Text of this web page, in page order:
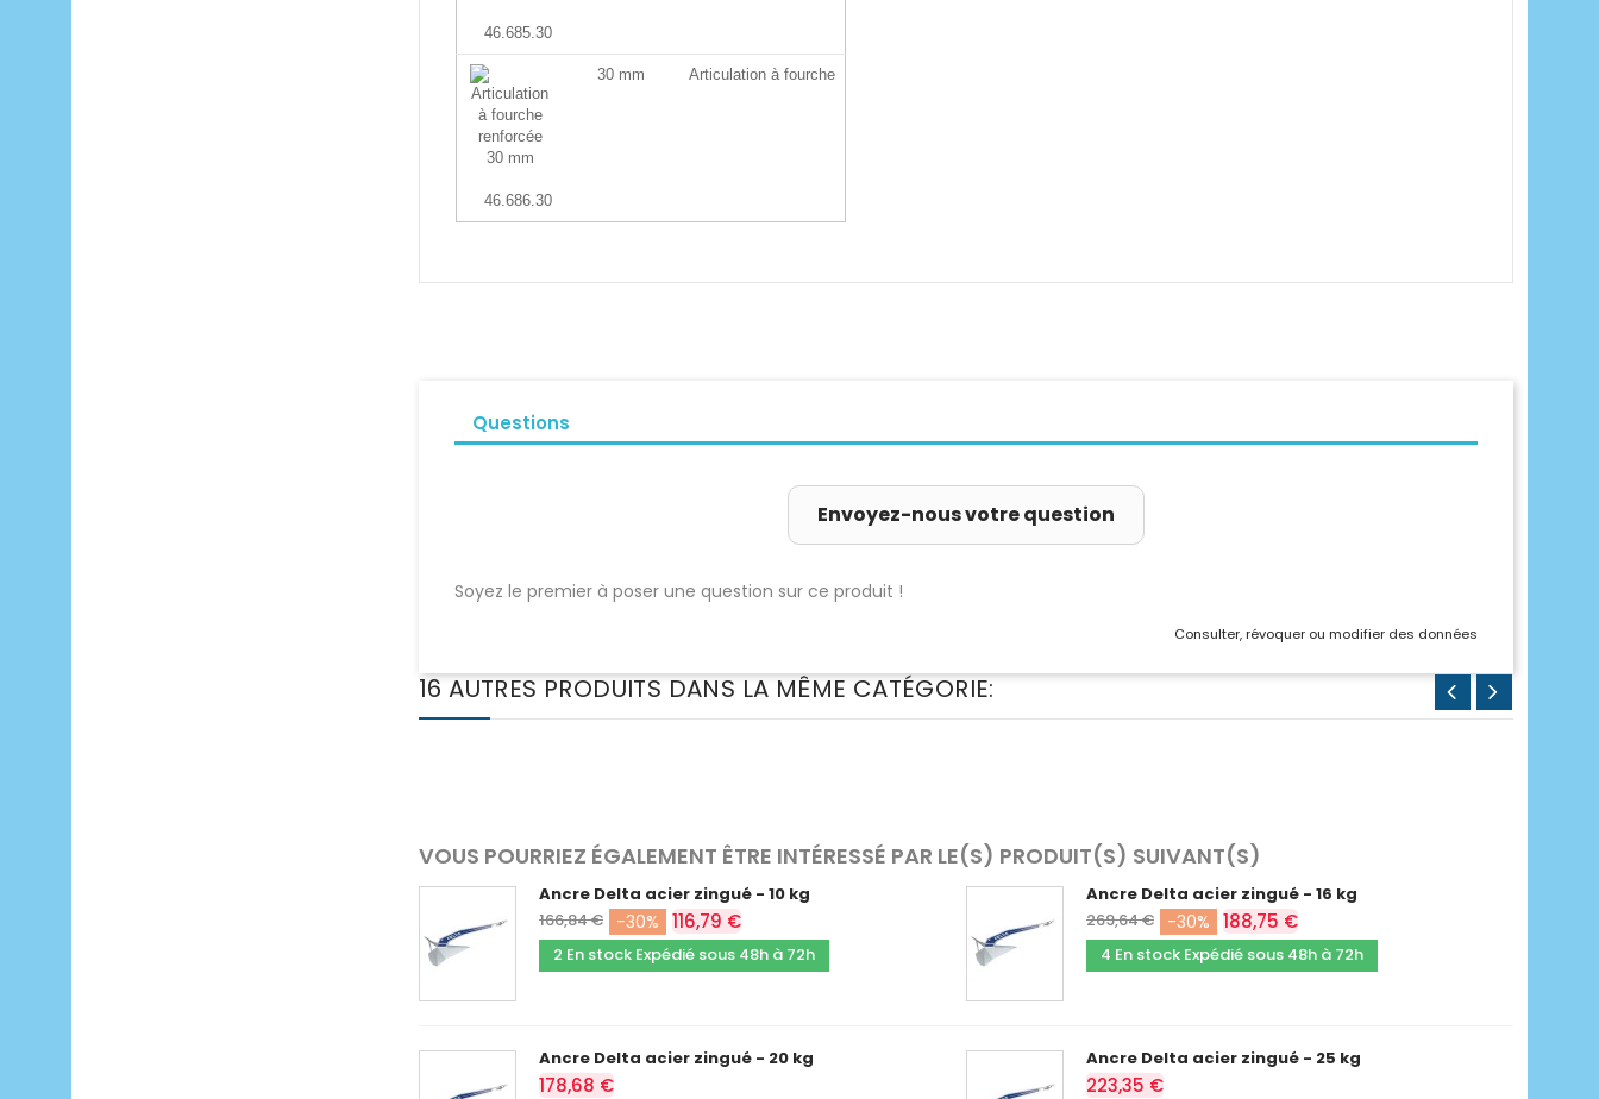
46.685.30
46.686.30
30 mm Articulation à fourche
Questions
Envoyez-nous votre question
Soyez le premier à poser une question sur ce produit !
Consulter, révoquer ou modifier des données
16 AUTRES PRODUITS DANS LA MÊME CATÉGORIE:
VOUS POURRIEZ ÉGALEMENT ÊTRE INTÉRESSÉ PAR LE(S) PRODUIT(S) SUIVANT(S)
Ancre Delta acier zingué - 10 kg
166,84 €
-30% 116,79 €
2 En stock Expédié sous 48h à 72h
Ancre Delta acier zingué - 16 kg
269,64 €
-30% 188,75 €
4 En stock Expédié sous 48h à 72h
Ancre Delta acier zingué - 20 kg
178,68 €
Ancre Delta acier zingué - 25 kg
223,35 €